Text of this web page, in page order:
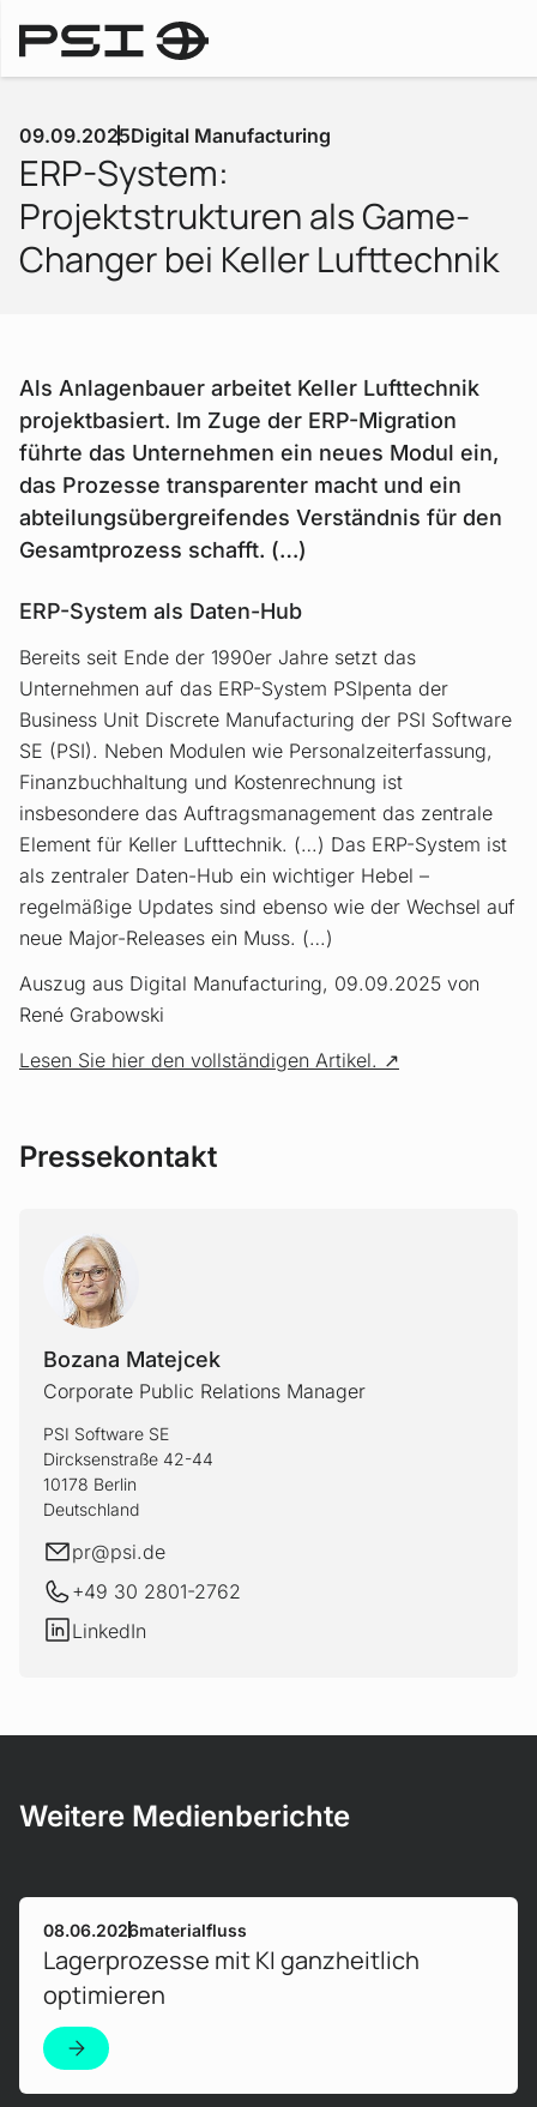
09.09.2025Digital Manufacturing
ERP-System:
Projektstrukturen als Game-
Changer bei Keller Lufttechnik
Als Anlagenbauer arbeitet Keller Lufttechnik
projektbasiert. Im Zuge der ERP-Migration
führte das Unternehmen ein neues Modul ein,
das Prozesse transparenter macht und ein
abteilungsübergreifendes Verständnis für den
Gesamtprozess schafft. (…)
ERP-System als Daten-Hub
Bereits seit Ende der 1990er Jahre setzt das
Unternehmen auf das ERP-System PSIpenta der
Business Unit Discrete Manufacturing der PSI Software
SE (PSI). Neben Modulen wie Personalzeiterfassung,
Finanzbuchhaltung und Kostenrechnung ist
insbesondere das Auftragsmanagement das zentrale
Element für Keller Lufttechnik. (…) Das ERP-System ist
als zentraler Daten-­Hub ein wichtiger Hebel –
regelmäßige Updates sind ebenso wie der Wechsel auf
neue Major-Releases ein Muss. (…)
Auszug aus Digital Manufacturing, 09.09.2025 von
René Grabowski
Lesen Sie hier den vollständigen Artikel.
Pressekontakt
BOZAN
Bozana Matejcek
Corporate Public Relations Manager
PSI Software SE
Dircksenstraße 42-44
10178 Berlin
Deutschland
E-Mail
pr@psi.de
+49 30 2801-2762
LinkedIn
LinkedIn
Weitere Medienberichte
08.06.2026materialfluss
Lagerprozesse mit KI ganzheitlich
optimieren